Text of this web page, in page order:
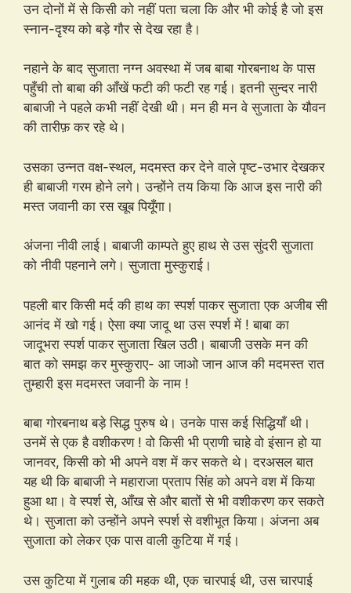
उन दोनों में से किसी को नहीं पता चला कि और भी कोई है जो इस
स्नान-दृश्य को बड़े गौर से देख रहा है।
नहाने के बाद सुजाता नग्न अवस्था में जब बाबा गोरबनाथ के पास
पहुँची तो बाबा की आँखें फटी की फटी रह गई। इतनी सुन्दर नारी
बाबाजी ने पहले कभी नहीं देखी थी। मन ही मन वे सुजाता के यौवन
की तारीफ़ कर रहे थे।
उसका उन्नत वक्ष-स्थल, मदमस्त कर देने वाले पृष्ट-उभार देखकर
ही बाबाजी गरम होने लगे। उन्होंने तय किया कि आज इस नारी की
मस्त जवानी का रस खूब पियूँगा।
अंजना नीवी लाई। बाबाजी काम्पते हुए हाथ से उस सुंदरी सुजाता
को नीवी पहनाने लगे। सुजाता मुस्कुराई।
पहली बार किसी मर्द की हाथ का स्पर्श पाकर सुजाता एक अजीब सी
आनंद में खो गई। ऐसा क्या जादू था उस स्पर्श में ! बाबा का
जादूभरा स्पर्श पाकर सुजाता खिल उठी। बाबाजी उसके मन की
बात को समझ कर मुस्कुराए- आ जाओ जान आज की मदमस्त रात
तुम्हारी इस मदमस्त जवानी के नाम !
बाबा गोरबनाथ बड़े सिद्ध पुरुष थे। उनके पास कई सिद्धियाँ थी।
उनमें से एक है वशीकरण ! वो किसी भी प्राणी चाहे वो इंसान हो या
जानवर, किसी को भी अपने वश में कर सकते थे। दरअसल बात
यह थी कि बाबाजी ने महाराजा प्रताप सिंह को अपने वश में किया
हुआ था। वे स्पर्श से, आँख से और बातों से भी वशीकरण कर सकते
थे। सुजाता को उन्होंने अपने स्पर्श से वशीभूत किया। अंजना अब
सुजाता को लेकर एक पास वाली कुटिया में गई।
उस कुटिया में गुलाब की महक थी, एक चारपाई थी, उस चारपाई